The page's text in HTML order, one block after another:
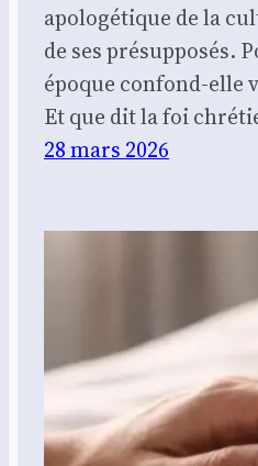
apologétique de la
de ses présupposés.
époque confond-elle
Et que dit la foi
28 mars 2026